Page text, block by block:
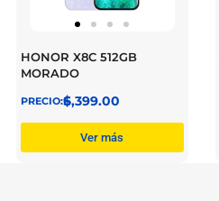
HONOR X8C 512GB
MORADO
$
6,399.00
Ver más